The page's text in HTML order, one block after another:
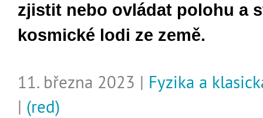
zjistit nebo ovládat polohu a
kosmické lodi ze země.
11. března 2023 | Fyzika a
| (red)